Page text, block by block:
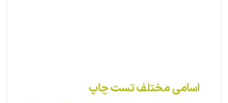
اسامی مختلف تست چاپ